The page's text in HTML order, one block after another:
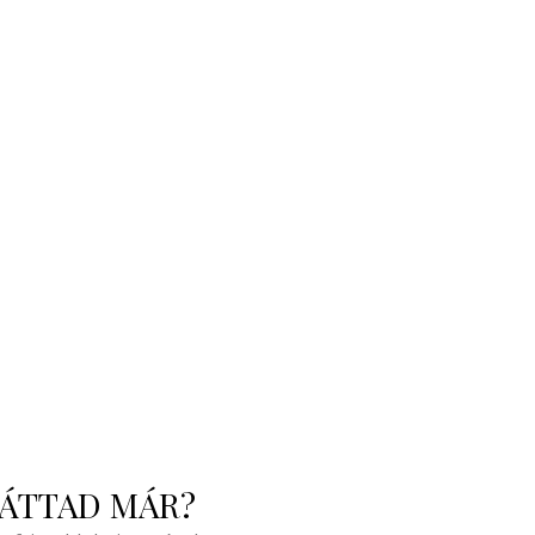
MÁR?